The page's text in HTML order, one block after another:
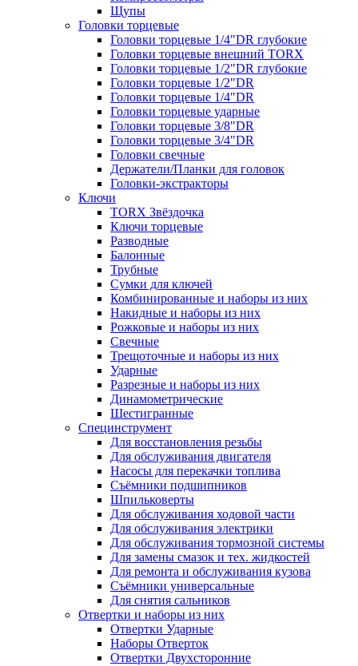
Щупы
Головки торцевые
Головки торцевые 1/4"DR глубокие
Головки торцевые внешний TORX
Головки торцевые 1/2"DR глубокие
Головки торцевые 1/2"DR
Головки торцевые 1/4"DR
Головки торцевые ударные
Головки торцевые 3/8"DR
Головки торцевые 3/4"DR
Головки свечные
Держатели/Планки для головок
Головки-экстракторы
Ключи
TORX Звёздочка
Ключи торцевые
Разводные
Балонные
Трубные
Сумки для ключей
Комбинированные и наборы из них
Накидные и наборы из них
Рожковые и наборы из них
Свечные
Трещоточные и наборы из них
Ударные
Разрезные и наборы из них
Динамометрические
Шестигранные
Специнструмент
Для восстановления резьбы
Для обслуживания двигателя
Насосы для перекачки топлива
Съёмники подшипников
Шпильковерты
Для обслуживания ходовой части
Для обслуживания электрики
Для обслуживания тормозной системы
Для замены смазок и тех. жидкостей
Для ремонта и обслуживания кузова
Съёмники универсальные
Для снятия сальников
Отвертки и наборы из них
Отвертки Ударные
Наборы Отверток
Отвертки Двухсторонние